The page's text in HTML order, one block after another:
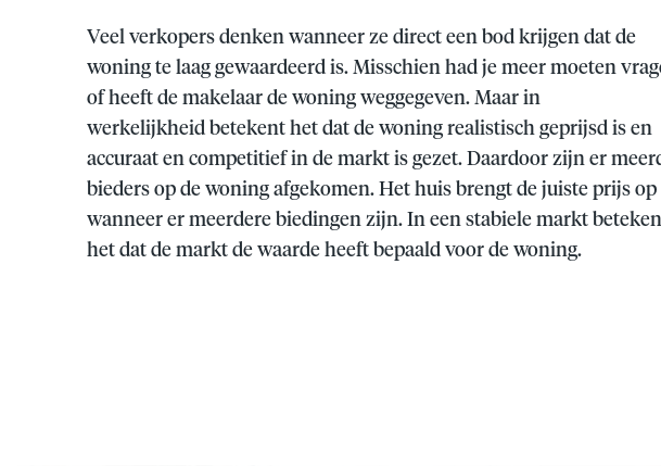
Veel verkopers denken wanneer ze direct een bod krijgen dat de
woning te laag gewaardeerd is. Misschien had je meer moeten
of heeft de makelaar de woning weggegeven. Maar in
werkelijkheid betekent het dat de woning realistisch geprijsd is en
accuraat en competitief in de markt is gezet. Daardoor zijn er
bieders op de woning afgekomen. Het huis brengt de juiste prijs op
wanneer er meerdere biedingen zijn. In een stabiele markt
het dat de markt de waarde heeft bepaald voor de woning.